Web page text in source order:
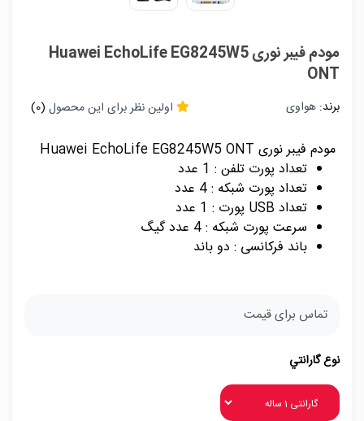
مودم فیبر نوری Huawei EchoLife EG8245W5
ONT
برند: هواوی اولین نظر برای این محصول (0)
مودم فیبر نوری Huawei EchoLife EG8245W5 ONT
تعداد پورت تلفن : 1 عدد
تعداد پورت شبکه : 4 عدد
تعداد USB پورت : 1 عدد
سرعت پورت شبکه : 4 عدد گیگ
باند فرکانسی : دو باند
تماس برای قیمت
نوع گارانتي